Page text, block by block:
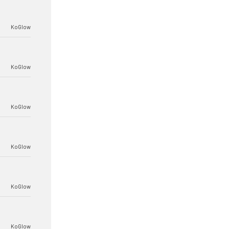
KoGlow
KoGlow
KoGlow
KoGlow
KoGlow
KoGlow